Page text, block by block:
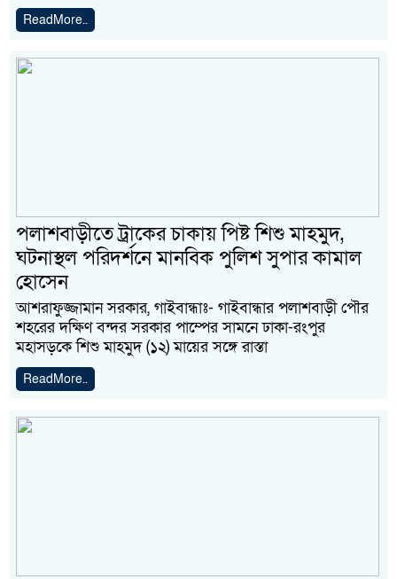
ReadMore..
পলাশবাড়ীতে ট্রাকের চাকায় পিষ্ট শিশু মাহমুদ,
ঘটনাস্থল পরিদর্শনে মানবিক পুলিশ সুপার কামাল
হোসেন
আশরাফুজ্জামান সরকার, গাইবান্ধাঃ- গাইবান্ধার পলাশবাড়ী পৌর
শহরের দক্ষিণ বন্দর সরকার পাম্পের সামনে ঢাকা-রংপুর
মহাসড়কে শিশু মাহমুদ (১২) মায়ের সঙ্গে রাস্তা
ReadMore..